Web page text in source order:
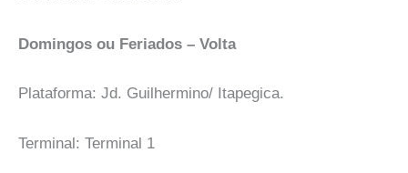
Domingos ou Feriados – Volta
Plataforma: Jd. Guilhermino/ Itapegica.
Terminal: Terminal 1